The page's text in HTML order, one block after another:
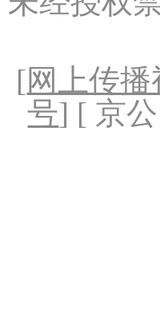
[网上传
号] [ 京